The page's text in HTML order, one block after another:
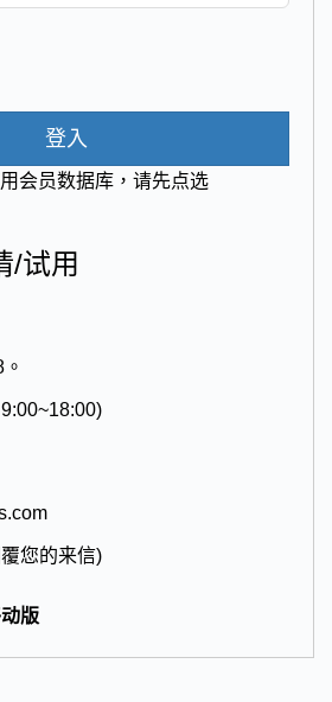
登入
会员数据库，请先点选
/试用
您的来信)
版